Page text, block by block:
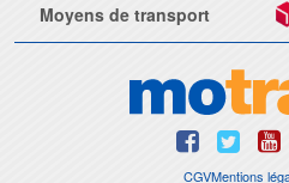
Moyens de transport
CGVMentions